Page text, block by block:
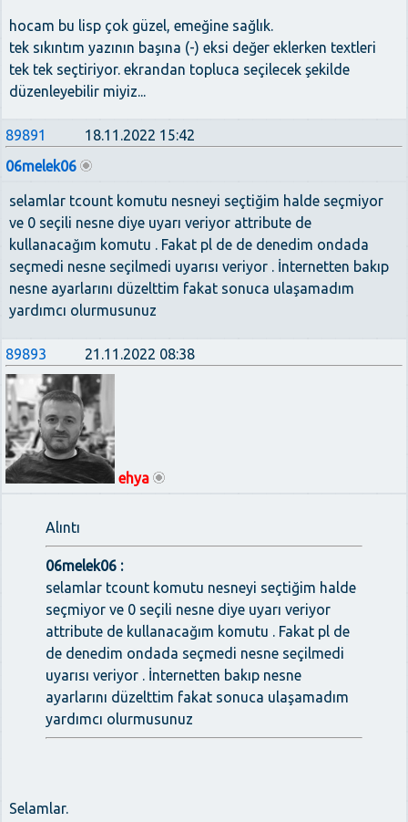
hocam bu lisp çok güzel, emeğine sağlık.
tek sıkıntım yazının başına (-) eksi değer eklerken textleri
tek tek seçtiriyor. ekrandan topluca seçilecek şekilde
düzenleyebilir miyiz...
89891
18.11.2022 15:42
06melek06
selamlar tcount komutu nesneyi seçtiğim halde seçmiyor
ve 0 seçili nesne diye uyarı veriyor attribute de
kullanacağım komutu . Fakat pl de de denedim ondada
seçmedi nesne seçilmedi uyarısı veriyor . İnternetten bakıp
nesne ayarlarını düzelttim fakat sonuca ulaşamadım
yardımcı olurmusunuz
89893 21.11.2022 08:38
ehya
Alıntı
06melek06 :
selamlar tcount komutu nesneyi seçtiğim halde
seçmiyor ve 0 seçili nesne diye uyarı veriyor
attribute de kullanacağım komutu . Fakat pl de
de denedim ondada seçmedi nesne seçilmedi
uyarısı veriyor . İnternetten bakıp nesne
ayarlarını düzelttim fakat sonuca ulaşamadım
yardımcı olurmusunuz
Selamlar.